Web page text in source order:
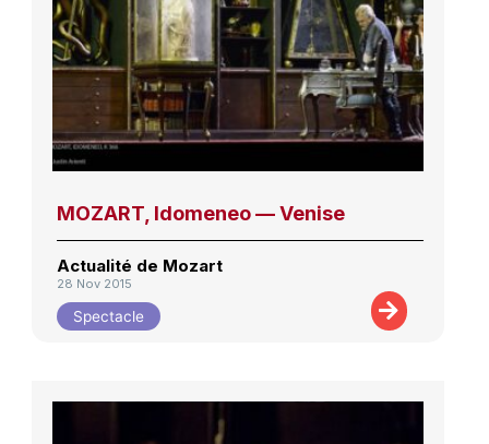
MOZART, Idomeneo — Venise
Actualité de Mozart
28 Nov 2015
Spectacle